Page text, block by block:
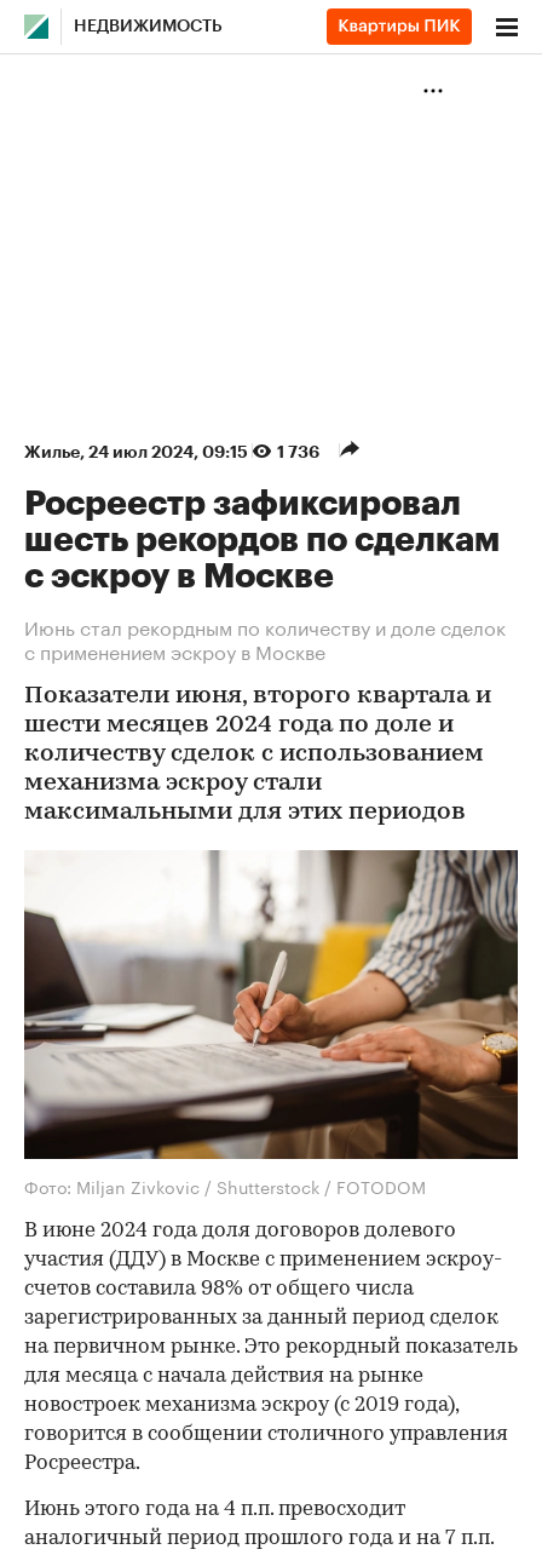
НЕДВИЖИМОСТЬ
Жилье⁠, 24 июл 2024, 09:15 1 736
Росреестр зафиксировал
шесть рекордов по сделкам
с эскроу в Москве
Июнь стал рекордным по количеству и доле сделок
с применением эскроу в Москве
Показатели июня, второго квартала и
шести месяцев 2024 года по доле и
количеству сделок с использованием
механизма эскроу стали
максимальными для этих периодов
Фото: Miljan Zivkovic / Shutterstock / FOTODOM
В июне 2024 года доля договоров долевого
участия (ДДУ) в Москве с применением эскроу-
счетов составила 98% от общего числа
зарегистрированных за данный период сделок
на первичном рынке. Это рекордный показатель
для месяца с начала действия на рынке
новостроек механизма эскроу (с 2019 года),
говорится в сообщении столичного управления
Росреестра.
Июнь этого года на 4 п.п. превосходит
аналогичный период прошлого года и на 7 п.п.